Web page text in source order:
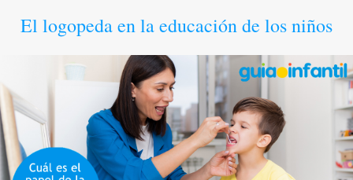
El logopeda en la educación de los niños